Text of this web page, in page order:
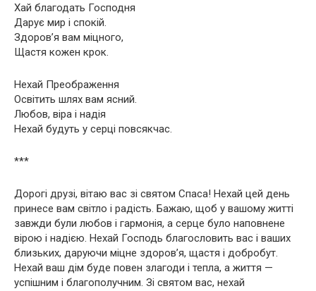
Хай благодать Господня
Дарує мир і спокій.
Здоров’я вам міцного,
Щастя кожен крок.
Нехай Преображення
Освітить шлях вам ясний.
Любов, віра і надія
Нехай будуть у серці повсякчас.
***
Дорогі друзі, вітаю вас зі святом Спаса! Нехай цей день
принесе вам світло і радість. Бажаю, щоб у вашому житті
завжди були любов і гармонія, а серце було наповнене
вірою і надією. Нехай Господь благословить вас і ваших
близьких, даруючи міцне здоров’я, щастя і добробут.
Нехай ваш дім буде повен злагоди і тепла, а життя —
успішним і благополучним. Зі святом вас, нехай